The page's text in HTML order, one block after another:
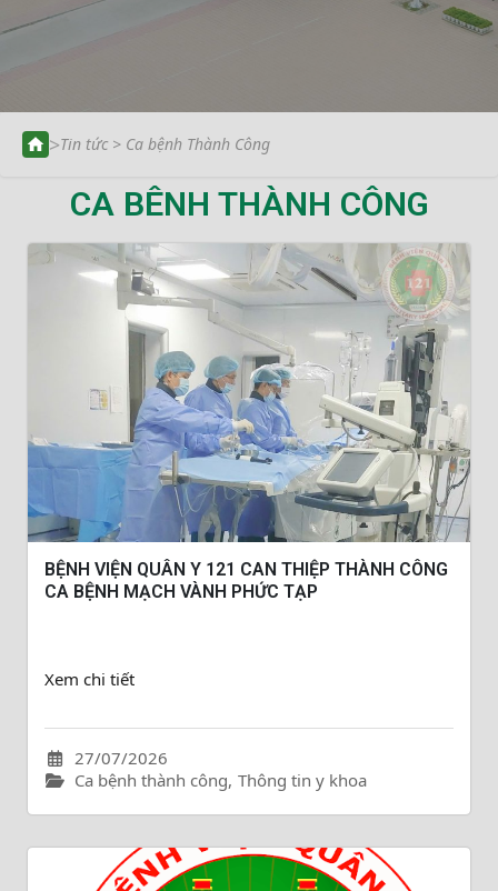
>Tin tức > Ca bệnh Thành Công
CA BÊNH THÀNH CÔNG
BỆNH VIỆN QUÂN Y 121 CAN THIỆP THÀNH CÔNG
CA BỆNH MẠCH VÀNH PHỨC TẠP
27/07/2026
Ca bệnh thành công, Thông tin y khoa
Xem chi tiết